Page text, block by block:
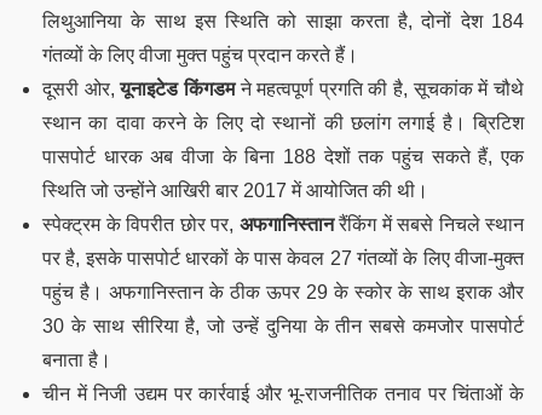
लिथुआनिया के साथ इस स्थिति को साझा करता है, दोनों देश 184
गंतव्यों के लिए वीजा मुक्त पहुंच प्रदान करते हैं।
दूसरी ओर,यूनाइटेड किंगडमने महत्वपूर्ण प्रगति की है, सूचकांक में चौथे
स्थान का दावा करने के लिए दो स्थानों की छलांग लगाई है। ब्रिटिश
पासपोर्ट धारक अब वीजा के बिना 188 देशों तक पहुंच सकते हैं, एक
स्थिति जो उन्होंने आखिरी बार 2017 में आयोजित की थी।
स्पेक्ट्रम के विपरीत छोर पर, अफगानिस्तानरैंकिंग में सबसे निचले स्थान
पर है, इसके पासपोर्ट धारकों के पास केवल 27 गंतव्यों के लिए वीजा-मुक्त
पहुंच है। अफगानिस्तान के ठीक ऊपर 29 के स्कोर के साथ इराक और
30 के साथ सीरिया है, जो उन्हें दुनिया के तीन सबसे कमजोर पासपोर्ट
बनाता है।
चीन में निजी उद्यम पर कार्रवाई और भू-राजनीतिक तनाव पर चिंताओं के